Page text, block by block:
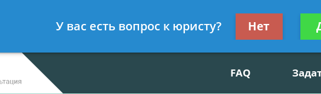
- Юрист по гражданскому праву, социальные вопросы
Получите
FAQ
У вас есть вопрос к юристу? Нет